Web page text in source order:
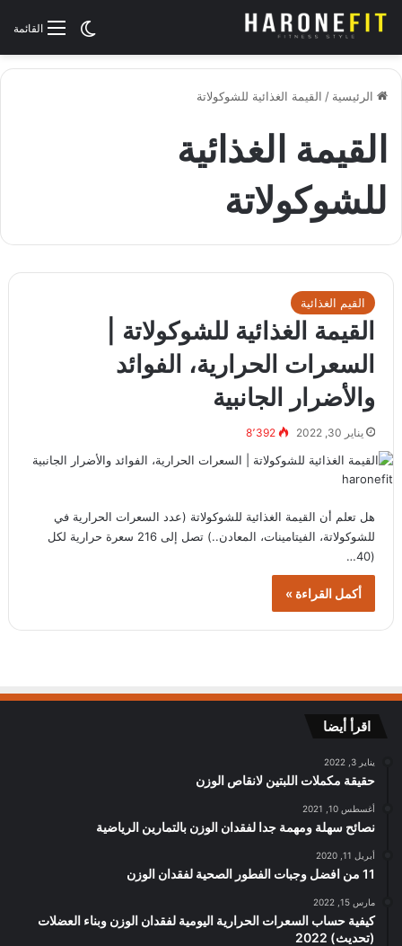
القائمةالوضع
الرئيسية / القيمة الغذائية للشوكولاتة
القيمة الغذائية
للشوكولاتة
القيم الغذائية
القيمة الغذائية للشوكولاتة |
السعرات الحرارية، الفوائد
والأضرار الجانبية
يناير 30, 2022 8٬392
هل تعلم أن القيمة الغذائية للشوكولاتة (عدد السعرات الحرارية في
للشوكولاتة، الفيتامينات، المعادن..) تصل إلى 216 سعرة حرارية لكل
(40…
أكمل القراءة »
اقرأ أيضا
يناير 3, 2022
حقيقة مكملات اللبتين لانقاص الوزن
أغسطس 10, 2021
نصائح سهلة ومهمة جدا لفقدان الوزن بالتمارين الرياضية
أبريل 11, 2020
11 من افضل وجبات الفطور الصحية لفقدان الوزن
مارس 15, 2022
كيفية حساب السعرات الحرارية اليومية لفقدان الوزن وبناء العضلات
(تحديث) 2022